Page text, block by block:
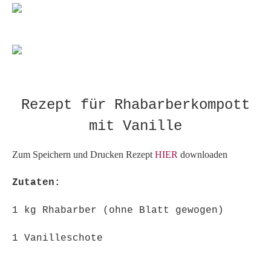
Rezept für Rhabarberkompott
mit Vanille
Zum Speichern und Drucken Rezept HIER downloaden
Zutaten:
1 kg Rhabarber (ohne Blatt gewogen)
1 Vanilleschote